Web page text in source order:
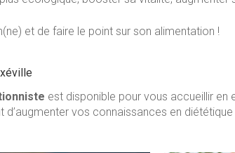
et de faire le point sur son alimentation !
est disponible pour vous accueillir en
vos connaissances en